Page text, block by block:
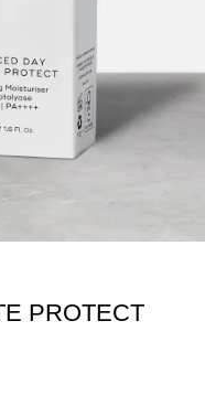
PROTECT